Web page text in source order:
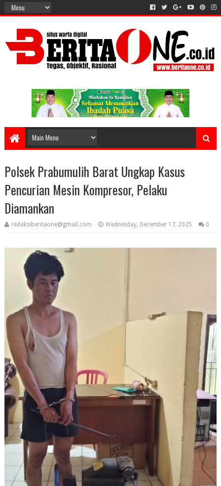
Polsek Prabumulih Barat Ungkap Kasus
Pencurian Mesin Kompresor, Pelaku
Diamankan
redaksiberitaone@gmail.com Wednesday, December 17, 2025 0